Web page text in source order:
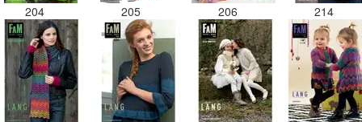
204 205 206 214